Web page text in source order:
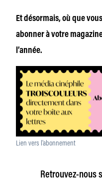
Et désormais, où que
abonner à votre
l’année.
Lien vers l’abonnement
Retrouvez-nous